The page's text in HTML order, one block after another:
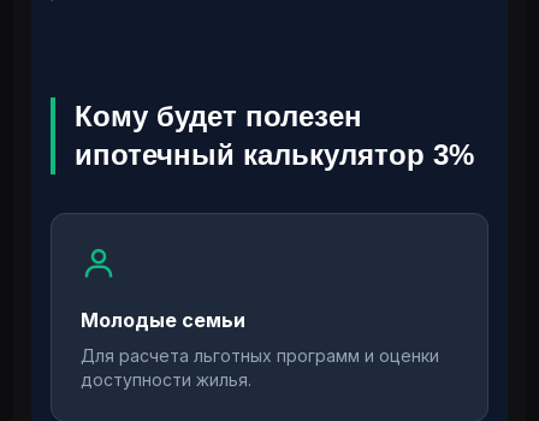
Кому будет полезен
ипотечный калькулятор 3%
Молодые семьи
Для расчета льготных программ и оценки
доступности жилья.